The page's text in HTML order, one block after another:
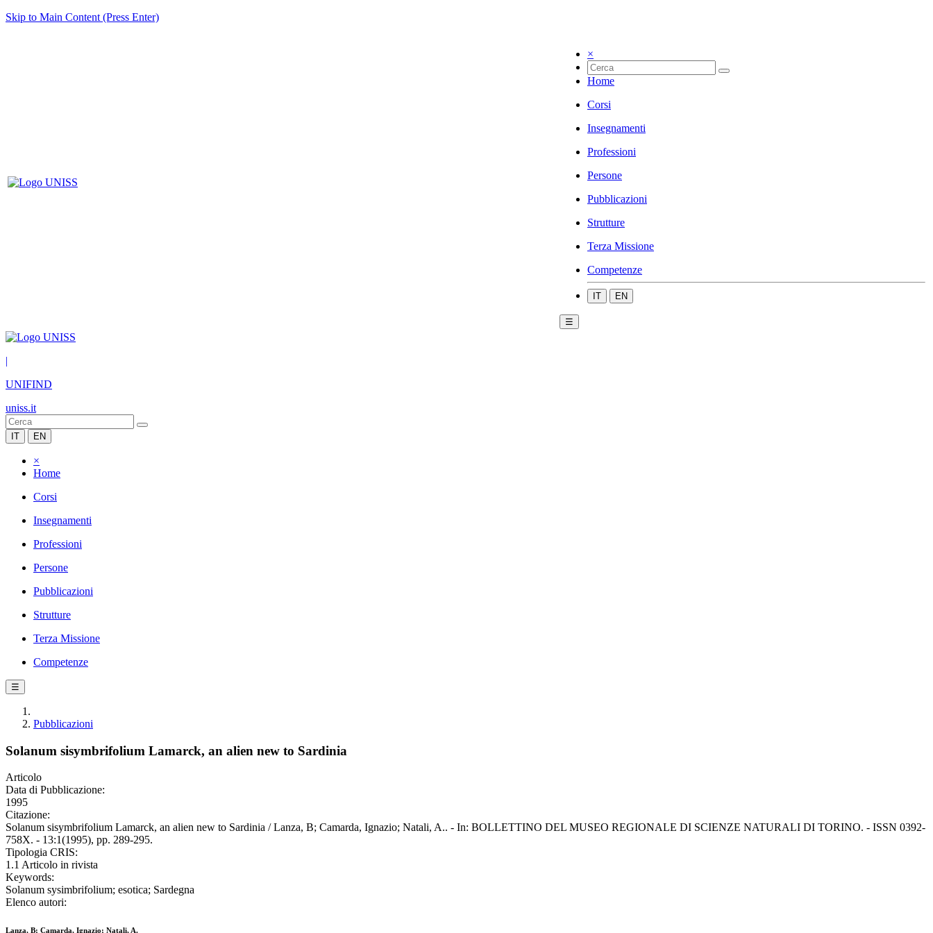
Skip to Main Content (Press Enter)
×
Home
Corsi
Insegnamenti
Professioni
Persone
Pubblicazioni
Strutture
Terza Missione
Competenze
IT EN
☰
|
UNIFIND
uniss.it
IT EN
×
Home
Corsi
Insegnamenti
Professioni
Persone
Pubblicazioni
Strutture
Terza Missione
Competenze
☰
Pubblicazioni
Solanum sisymbrifolium Lamarck, an alien new to Sardinia
Articolo
Data di Pubblicazione:
1995
Citazione:
Solanum sisymbrifolium Lamarck, an alien new to Sardinia / Lanza, B; Camarda, Ignazio; Natali, A.. - In: BOLLETTINO DEL MUSEO REGIONALE DI SCIENZE NATURALI DI TORINO. - ISSN 0392-
758X. - 13:1(1995), pp. 289-295.
Tipologia CRIS:
1.1 Articolo in rivista
Keywords:
Solanum sysimbrifolium; esotica; Sardegna
Elenco autori:
Lanza, B; Camarda, Ignazio; Natali, A.